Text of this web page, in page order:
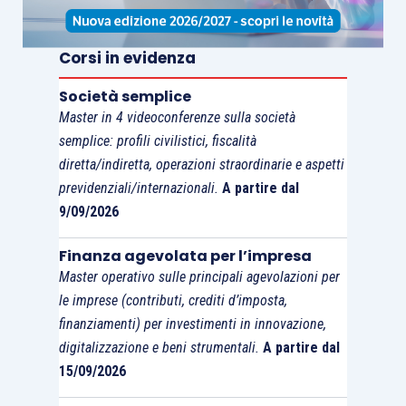
LA SETTIMANA TRASCORSA
EUROPA: l’indice PMI arresta il proprio calo in
aprile
La stima preliminare del PMI composito per
Corsi in evidenza
Società semplice
Master in 4 videoconferenze sulla società
semplice: profili civilistici, fiscalità
diretta/indiretta, operazioni straordinarie e aspetti
previdenziali/internazionali. A partire dal
9/09/2026
Finanza agevolata per l’impresa
Master operativo sulle principali agevolazioni per
le imprese (contributi, crediti d’imposta,
finanziamenti) per investimenti in innovazione,
digitalizzazione e beni strumentali. A partire dal
15/09/2026